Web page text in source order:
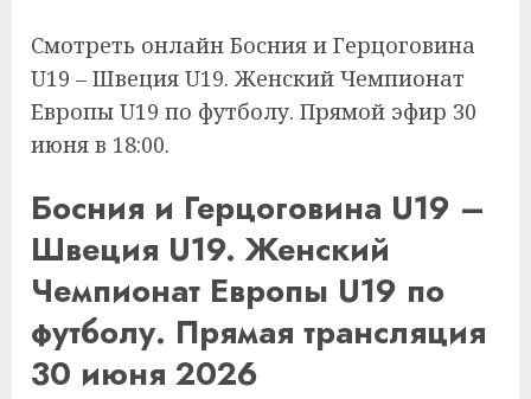
Смотреть онлайн Босния и Герцоговина
U19 – Швеция U19. Женский Чемпионат
Европы U19 по футболу. Прямой эфир 30
июня в 18:00.
Босния и Герцоговина U19 –
Швеция U19. Женский
Чемпионат Европы U19 по
футболу. Прямая трансляция
30 июня 2026